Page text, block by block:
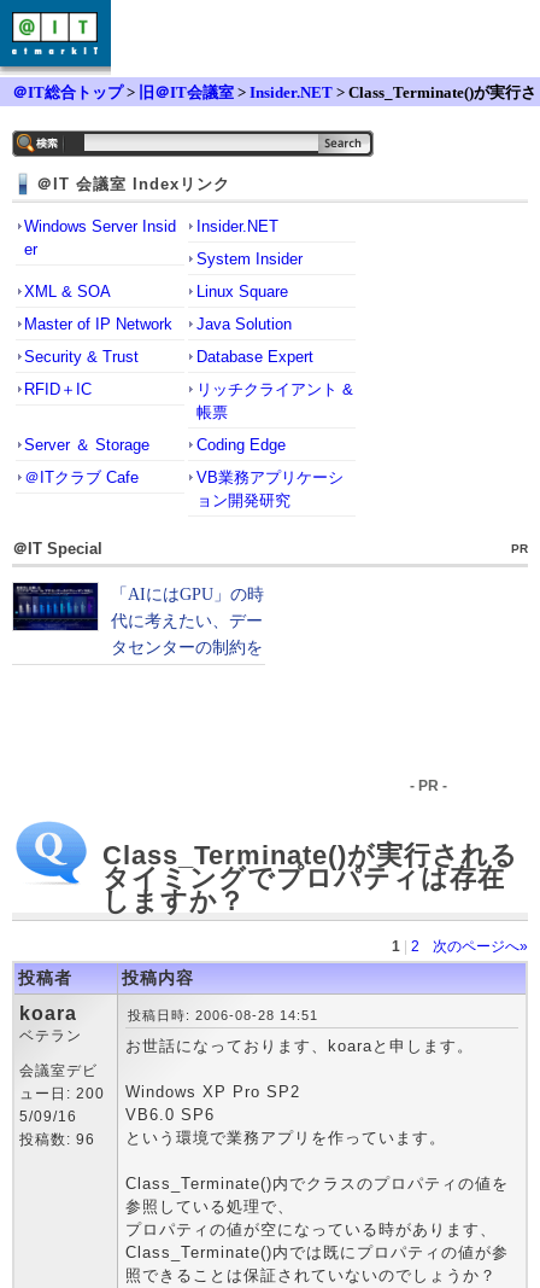
＠IT総合トップ> 旧＠IT会議室 > Insider.NET > Class_Terminate()が実行さ
＠IT 会議室 Indexリンク
Windows Server Insid
er
Insider.NET
System Insider
XML & SOA
Linux Square
Master of IP Network
Java Solution
Security & Trust
Database Expert
RFID＋IC
リッチクライアント &
帳票
Server ＆ Storage
Coding Edge
＠ITクラブ Cafe
VB業務アプリケーシ
ョン開発研究
＠IT Special PR
- PR -
Class_Terminate()が実行される
タイミングでプロパティは存在
しますか？
1 2 次のページへ»
投稿者 投稿内容
koara
ベテラン
会議室デビ
ュー日: 200
5/09/16
投稿数: 96
投稿日時: 2006-08-28 14:51
お世話になっております、koaraと申します。
Windows XP Pro SP2
VB6.0 SP6
という環境で業務アプリを作っています。
Class_Terminate()内でクラスのプロパティの値を
参照している処理で、
プロパティの値が空になっている時があります、
Class_Terminate()内では既にプロパティの値が参
照できることは保証されていないのでしょうか？